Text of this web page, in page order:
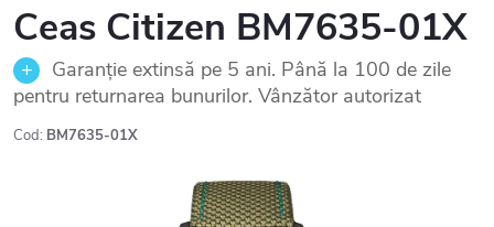
Ceas Citizen BM7635-01X
Garanție extinsă pe 5 ani. Până la 100 de zile
pentru returnarea bunurilor. Vânzător autorizat
Cod: BM7635-01X